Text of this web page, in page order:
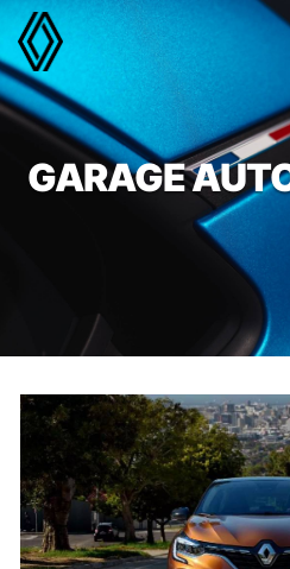
Panneau de gestion des cookies
GARAGE